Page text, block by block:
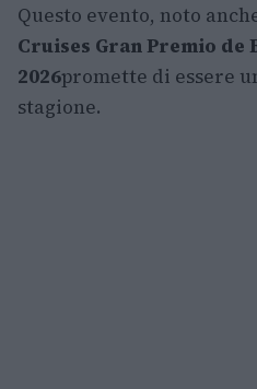
Questo evento, noto
Cruises Gran Premio de
2026promette di essere
stagione.